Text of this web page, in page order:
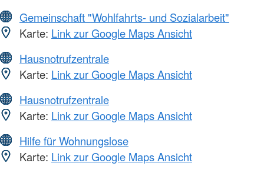
Gemeinschaft "Wohlfahrts- und Sozialarbeit"
Karte: Link zur Google Maps Ansicht
Hausnotrufzentrale
Karte: Link zur Google Maps Ansicht
Hausnotrufzentrale
Karte: Link zur Google Maps Ansicht
Hilfe für Wohnungslose
Karte: Link zur Google Maps Ansicht